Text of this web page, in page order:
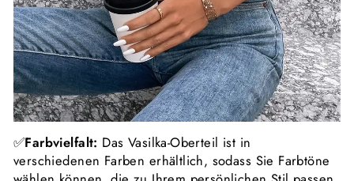
✅Farbvielfalt: Das Vasilka-Oberteil ist in
verschiedenen Farben erhältlich, sodass Sie Farbtöne